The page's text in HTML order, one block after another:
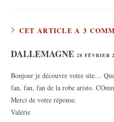
CET ARTICLE A 3
DALLEMAGNE28 FÉVRIER
Bonjour je découvre votre site…
fan, fan, fan de la robe aristo.
Merci de votre réponse.
Valérie